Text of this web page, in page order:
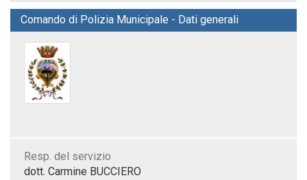
Comando di Polizia Municipale - Dati generali
Resp. del servizio
dott. Carmine BUCCIERO